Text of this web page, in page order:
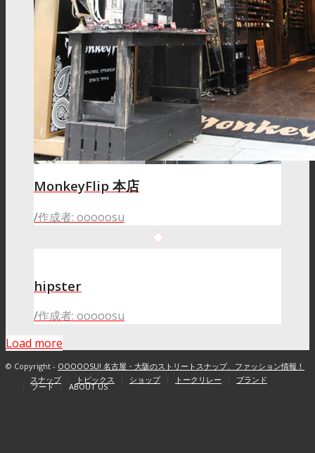
MonkeyFlip 本店
/作成者: ooooosu
hipster
/作成者: ooooosu
Load more
© Copyright - OOOOOSU! 名古屋・大阪のストリートスナップ、ファッション情報！
スナップ
トピックス ショップ トークリレー ブランド
フード ABOUT US